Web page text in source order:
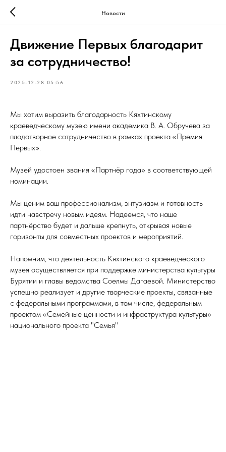
Новости
Движение Первых благодарит
за сотрудничество!
2025-12-28 05:56
Мы хотим выразить благодарность Кяхтинскому
краеведческому музею имени академика В. А. Обручева за
плодотворное сотрудничество в рамках проекта «Премия
Первых».
Музей удостоен звания «Партнёр года» в соответствующей
номинации.
Мы ценим ваш профессионализм, энтузиазм и готовность
идти навстречу новым идеям. Надеемся, что наше
партнёрство будет и дальше крепнуть, открывая новые
горизонты для совместных проектов и мероприятий.
Напомним, что деятельность Кяхтинского краеведческого
музея осуществляется при поддержке министерства культуры
Бурятии и главы ведомства Соелмы Дагаевой. Министерство
успешно реализует и другие творческие проекты, связанные
с федеральными программами, в том числе, федеральным
проектом «Семейные ценности и инфраструктура культуры»
национального проекта "Семья"